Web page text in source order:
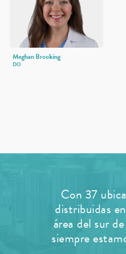
Meghan Brooking
DO
Con 37
distribuidas
área del sur
siempre